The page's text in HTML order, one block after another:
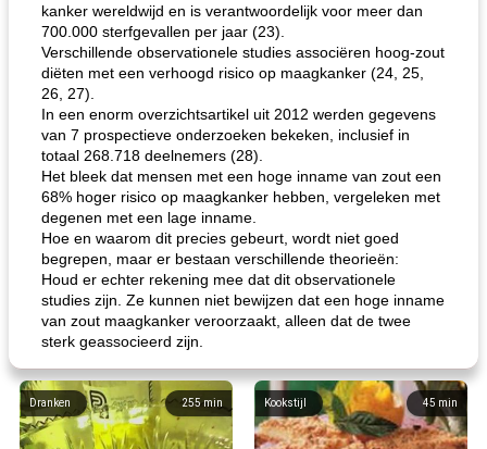
kanker wereldwijd en is verantwoordelijk voor meer dan
700.000 sterfgevallen per jaar (23).
Verschillende observationele studies associëren hoog-zout
diëten met een verhoogd risico op maagkanker (24, 25,
26, 27).
In een enorm overzichtsartikel uit 2012 werden gegevens
van 7 prospectieve onderzoeken bekeken, inclusief in
totaal 268.718 deelnemers (28).
Het bleek dat mensen met een hoge inname van zout een
68% hoger risico op maagkanker hebben, vergeleken met
degenen met een lage inname.
Hoe en waarom dit precies gebeurt, wordt niet goed
begrepen, maar er bestaan ​​verschillende theorieën:
Houd er echter rekening mee dat dit observationele
studies zijn. Ze kunnen niet bewijzen dat een hoge inname
van zout maagkanker veroorzaakt, alleen dat de twee
sterk geassocieerd zijn.
255min
Dranken 45 min
Kookstijl